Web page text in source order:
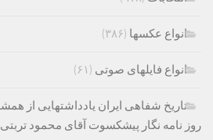
انواع عکسها (۳۸۶)
انواع فایلهای صوتی (۶۱)
تاریخ شفاهی ایران یادداشتهایی از
روز نامه نگار پیشکسوت آقای محمود